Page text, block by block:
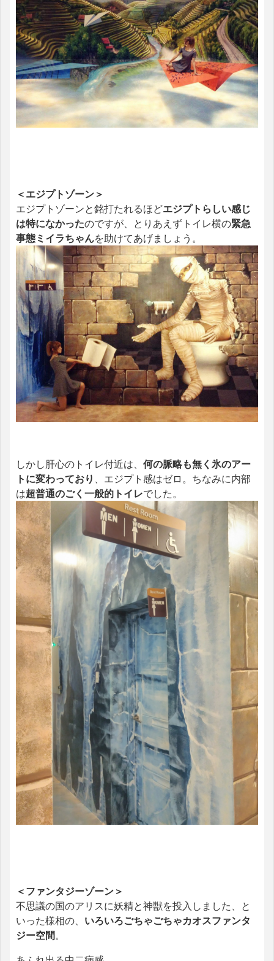
＜エジプトゾーン＞
エジプトゾーンと銘打たれるほどエジプトらしい感じ
は特になかったのですが、とりあえずトイレ横の緊急
事態ミイラちゃんを助けてあげましょう。
しかし肝心のトイレ付近は、 何の脈略も無く氷のアー
トに変わっており 、エジプト感はゼロ。ちなみに内部
は超普通のごく一般的トイレでした。
＜ファンタジーゾーン＞
不思議の国のアリスに妖精と神獣を投入しました、と
いった様相の、 いろいろごちゃごちゃカオスファンタ
ジー空間。